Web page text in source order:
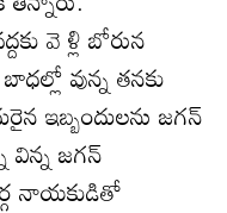
వె ళ్లి బోరున
వున్న తనకు
ఇబ్బందులను జగన్‌
విన్న జగన్‌
నాయకుడితో